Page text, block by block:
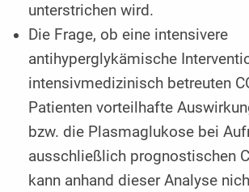
unterstrichen wird.
Die Frage, ob eine intensivere
antihyperglykämische
intensivmedizinisch betreuten
Patienten vorteilhafte
bzw. die Plasmaglukose bei
ausschließlich prognostischen
kann anhand dieser Analyse